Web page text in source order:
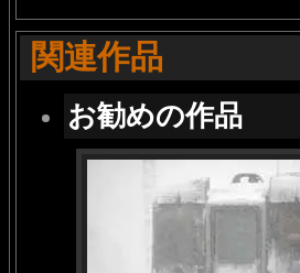
関連作品
お勧めの作品